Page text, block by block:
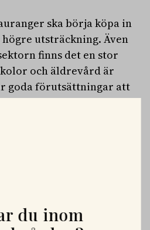
ska börja köpa in
utsträckning. Även
finns det en stor
och äldrevård är
goda förutsättningar att
kött och grönsaker
spännande fas. Rembackens
du inom